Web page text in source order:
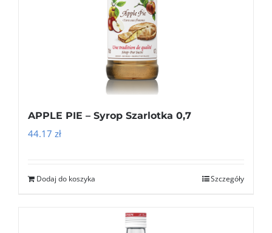
APPLE PIE – Syrop Szarlotka 0,7
44.17 zł
Dodaj do koszyka Szczegóły